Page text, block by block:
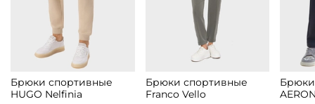
Брюки спортивные
HUGO Nelfinia
Брюки спортивные
Franco Vello